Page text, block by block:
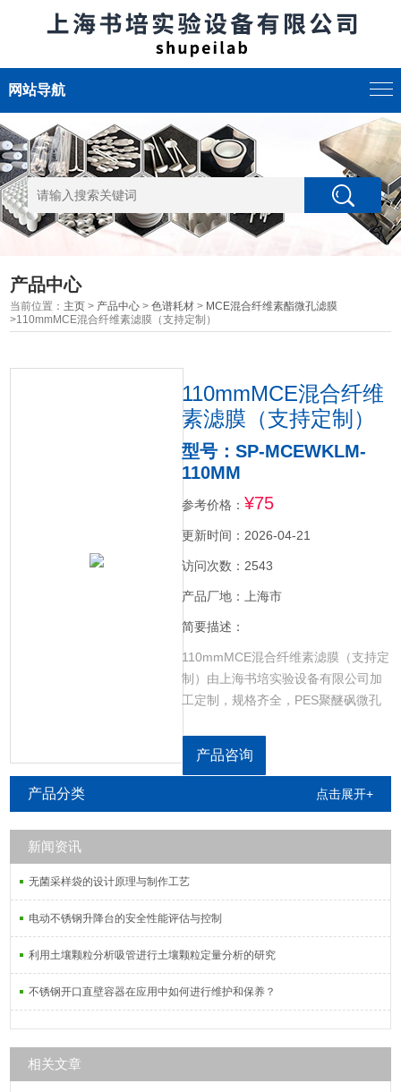
网站导航
产品中心
当前位置： 主页 > 产品中心 >色谱耗材 > MCE混合纤维素酯微孔滤膜
>110mmMCE混合纤维素滤膜（支持定制）
110mmMCE混合纤维
素滤膜（支持定制）
型号：SP-MCEWKLM-
110MM
参考价格： ¥75
更新时间：2026-04-21
访问次数：2543
产品厂地：上海市
简要描述：
110mmMCE混合纤维素滤膜（支持定
制）由上海书培实验设备有限公司加
工定制，规格齐全，PES聚醚砜微孔
维素微孔滤膜，PP聚丙烯微孔滤膜，
PTFE聚四氟乙烯微孔滤膜，PVDF聚
微孔滤膜，PVC过氯乙烯微孔滤膜，
产品咨询
产品分类 点击展开+
新闻资讯
无菌采样袋的设计原理与制作工艺
电动不锈钢升降台的安全性能评估与控制
利用土壤颗粒分析吸管进行土壤颗粒定量分析的研究
不锈钢开口直壁容器在应用中如何进行维护和保养？
相关文章